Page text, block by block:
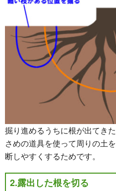
掘り進めるうちに根が出てき
さめの道具を使って周りの土
断しやすくするためです。
2.露出した根を切る